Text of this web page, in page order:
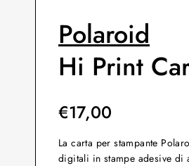
Polaroid
Hi Print
€17,00
La carta per stampante
digitali in stampe adesive di